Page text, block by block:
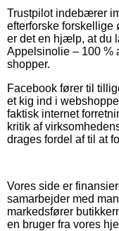
Trustpilot indebærer
efterforske forskellige
er det en hjælp, at du
Appelsinolie – 100 %
shopper.
Facebook fører til
et kig ind i
faktisk internet
kritik af
drages fordel af til at
Vores side er
samarbejder med
markedsfører
en bruger fra vores